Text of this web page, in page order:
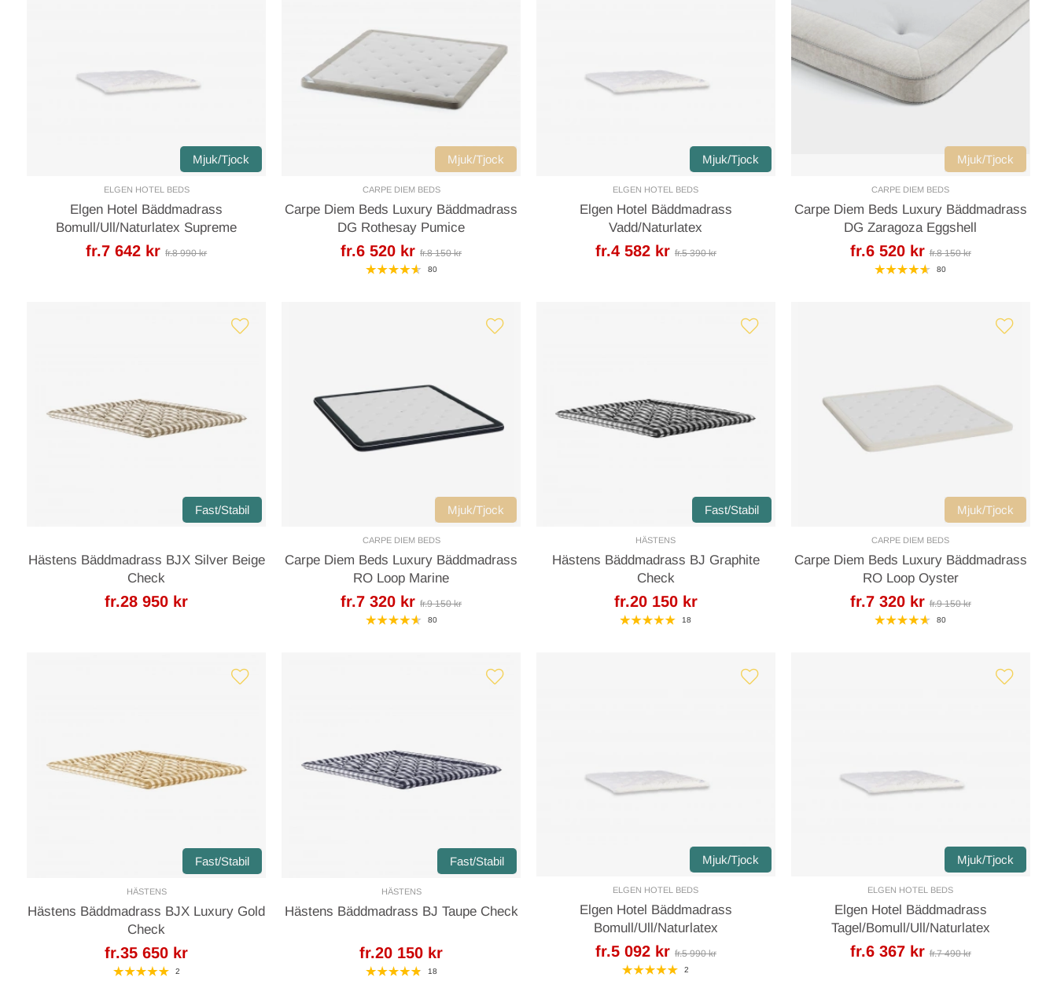
Mjuk/Tjock
ELGEN HOTEL BEDS
Elgen Hotel Bäddmadrass
Bomull/Ull/Naturlatex Supreme
fr.7 642 kr fr.8 990 kr
Mjuk/Tjock
CARPE DIEM BEDS
Carpe Diem Beds Luxury Bäddmadrass
DG Rothesay Pumice
fr.6 520 kr fr.8 150 kr
80
Mjuk/Tjock
ELGEN HOTEL BEDS
Elgen Hotel Bäddmadrass
Vadd/Naturlatex
fr.4 582 kr fr.5 390 kr
Mjuk/Tjock
CARPE DIEM BEDS
Carpe Diem Beds Luxury Bäddmadrass
DG Zaragoza Eggshell
fr.6 520 kr fr.8 150 kr
80
Fast/Stabil
Hästens Bäddmadrass BJX Silver Beige
Check
fr.28 950 kr
Mjuk/Tjock
CARPE DIEM BEDS
Carpe Diem Beds Luxury Bäddmadrass
RO Loop Marine
fr.7 320 kr fr.9 150 kr
80
Fast/Stabil
HÄSTENS
Hästens Bäddmadrass BJ Graphite
Check
fr.20 150 kr
18
Mjuk/Tjock
CARPE DIEM BEDS
Carpe Diem Beds Luxury Bäddmadrass
RO Loop Oyster
fr.7 320 kr fr.9 150 kr
80
Fast/Stabil
HÄSTENS
Hästens Bäddmadrass BJX Luxury Gold
Check
fr.35 650 kr
2
Fast/Stabil
HÄSTENS
Hästens Bäddmadrass BJ Taupe Check
fr.20 150 kr
18
Mjuk/Tjock
ELGEN HOTEL BEDS
Elgen Hotel Bäddmadrass
Bomull/Ull/Naturlatex
fr.5 092 kr fr.5 990 kr
2
Mjuk/Tjock
ELGEN HOTEL BEDS
Elgen Hotel Bäddmadrass
Tagel/Bomull/Ull/Naturlatex
fr.6 367 kr fr.7 490 kr